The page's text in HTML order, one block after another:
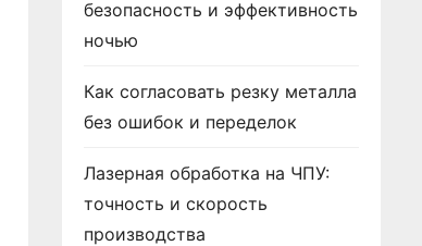
безопасность и эффективность
ночью
Как согласовать резку металла
без ошибок и переделок
Лазерная обработка на ЧПУ:
точность и скорость
производства